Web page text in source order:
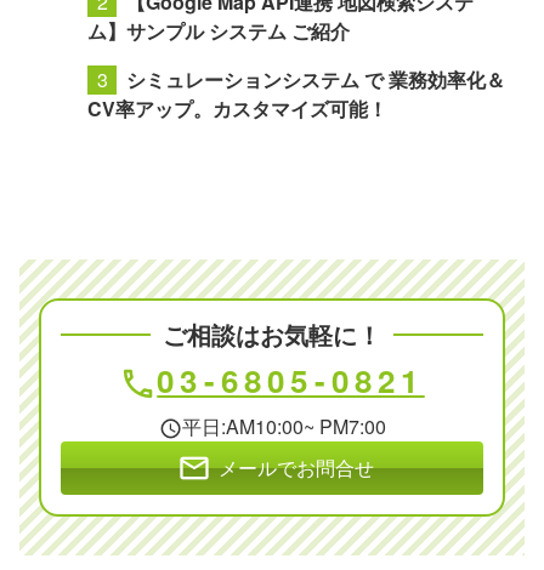
クロト 関連サービス
不動産 ホームページ 制作 | プロ に任せて
シミュレーションシステム で 業務効率化＆
CV率アップ。カスタマイズ可能！
ご相談はお気軽に！